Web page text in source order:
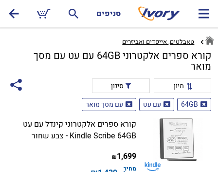
סניפים
טאבלטים, אייפדים ואביזרים
קורא ספרים אלקטרוני 64GB עם עט עם מסך
מואר
מיון
סינון
64GB
עם עט עם מסך מואר
קורא ספרים אלקטרוני קינדל עם עט
Kindle Scribe 64GB - צבע שחור
1,699
₪
מחיר